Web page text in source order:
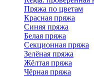
Пряжа по цветам
Красная пряжа
Синяя пряжа
Белая пряжа
Секционная пряжа
Зелёная пряжа
Жёлтая пряжа
Чёрная пряжа